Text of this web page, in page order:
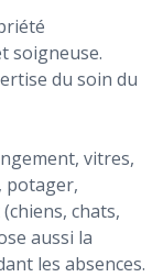
soigneuse.
du soin du
vitres,
potager,
chats,
aussi la
les absences.